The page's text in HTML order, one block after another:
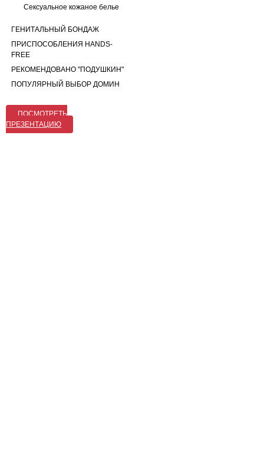
Сексуальное кожаное белье
ГЕНИТАЛЬНЫЙ БОНДАЖ
ПРИСПОСОБЛЕНИЯ HANDS-
FREE
РЕКОМЕНДОВАНО "ПОДУШКИН"
ПОПУЛЯРНЫЙ ВЫБОР ДОМИН
ПОСМОТРЕТЬ
ПРЕЗЕНТАЦИЮ